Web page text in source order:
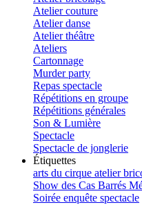
Atelier couture
Atelier danse
Atelier théâtre
Ateliers
Cartonnage
Murder party
Repas spectacle
Répétitions en groupe
Répétitions générales
Son & Lumière
Spectacle
Spectacle de jonglerie
Étiquettes
arts du cirque atelier
Show des Cas Barrés
Soirée enquête spectacle